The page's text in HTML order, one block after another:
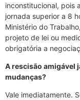
inconstitucional, pois
jornada superior a 8
Ministério do
projeto de lei ou
obrigatória a
A rescisão amigável
mudanças?
Vale imediatamente.